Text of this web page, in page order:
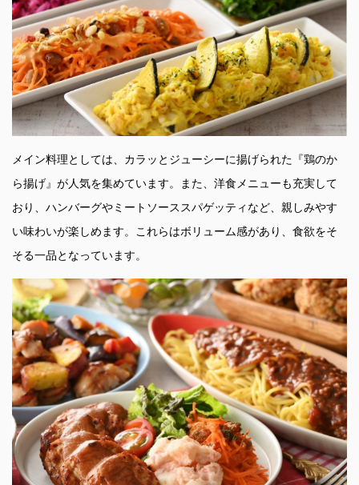
メイン料理としては、カラッとジューシーに揚げられた『鶏のか
ら揚げ』が人気を集めています。また、洋食メニューも充実して
おり、ハンバーグやミートソーススパゲッティなど、親しみやす
い味わいが楽しめます。これらはボリューム感があり、食欲をそ
そる一品となっています。